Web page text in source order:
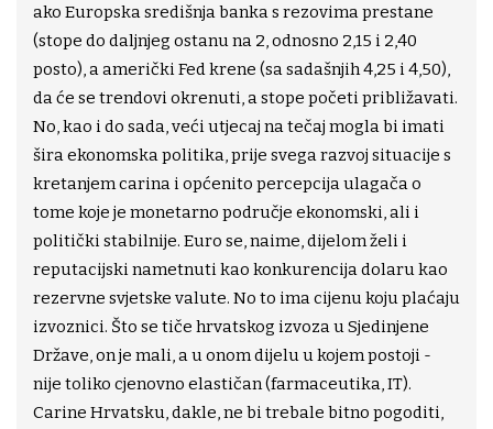
ako Europska središnja banka s rezovima prestane
(stope do daljnjeg ostanu na 2, odnosno 2,15 i 2,40
posto), a američki Fed krene (sa sadašnjih 4,25 i 4,50),
da će se trendovi okrenuti, a stope početi približavati.
No, kao i do sada, veći utjecaj na tečaj mogla bi imati
šira ekonomska politika, prije svega razvoj situacije s
kretanjem carina i općenito percepcija ulagača o
tome koje je monetarno područje ekonomski, ali i
politički stabilnije. Euro se, naime, dijelom želi i
reputacijski nametnuti kao konkurencija dolaru kao
rezervne svjetske valute. No to ima cijenu koju plaćaju
izvoznici. Što se tiče hrvatskog izvoza u Sjedinjene
Države, on je mali, a u onom dijelu u kojem postoji -
nije toliko cjenovno elastičan (farmaceutika, IT).
Carine Hrvatsku, dakle, ne bi trebale bitno pogoditi,